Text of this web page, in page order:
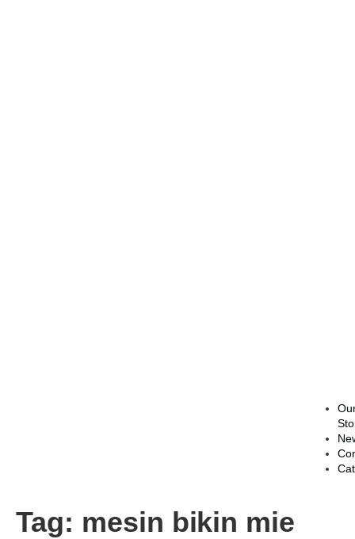
Tag: mesin bikin mie